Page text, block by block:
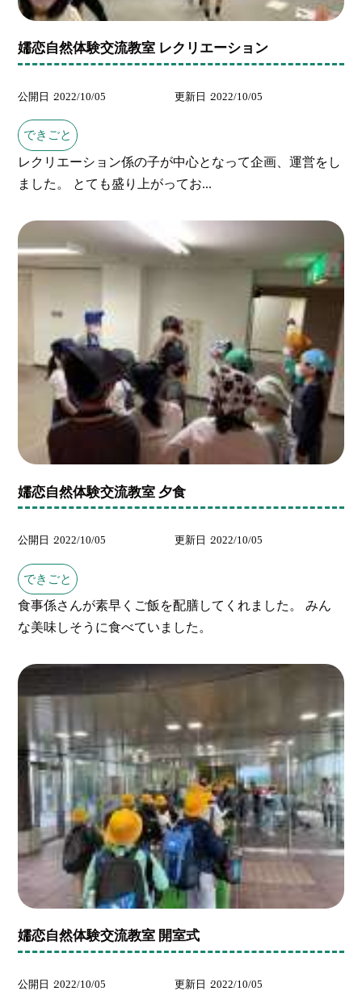
嬬恋自然体験交流教室 レクリエーション
公開日 2022/10/05 更新日 2022/10/05
できごと
レクリエーション係の子が中心となって企画、運営をし
ました。 とても盛り上がってお...
嬬恋自然体験交流教室 夕食
公開日 2022/10/05 更新日 2022/10/05
できごと
食事係さんが素早くご飯を配膳してくれました。 みん
な美味しそうに食べていました。
嬬恋自然体験交流教室 開室式
公開日 2022/10/05 更新日 2022/10/05